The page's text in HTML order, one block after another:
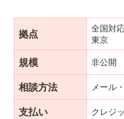
拠点
全国対
東京
規模 非公開
相談方法 メール
支払い クレジ